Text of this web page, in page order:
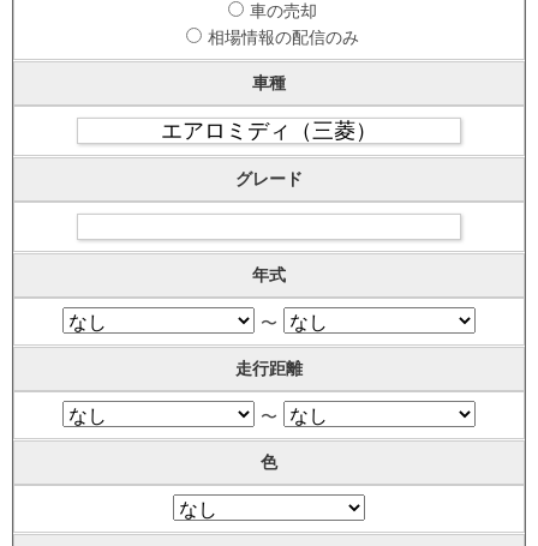
車の売却
相場情報の配信のみ
車種
グレード
年式
〜
走行距離
〜
色